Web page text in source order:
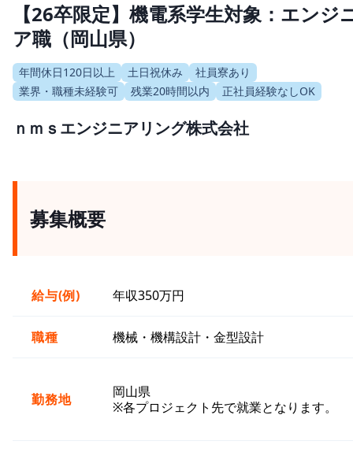
【26卒限定】機電系学生対象：エンジ
ア職（岡山県）
年間休日120日以上 土日祝休み
社員寮あり
業界・職種未経験可
残業20時間以内 正社員経験なしOK
ｎｍｓエンジニアリング株式会社
募集概要
給与(例) 年収350万円
職種 機械・機構設計・金型設計
勤務地
岡山県
※各プロジェクト先で就業となります。